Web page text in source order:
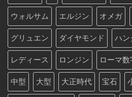
ウォルサム エルジン オメガ
グリュエン ダイヤモンド ハン
レディース ロンジン ローマ数
中型 大型 大正時代 宝石